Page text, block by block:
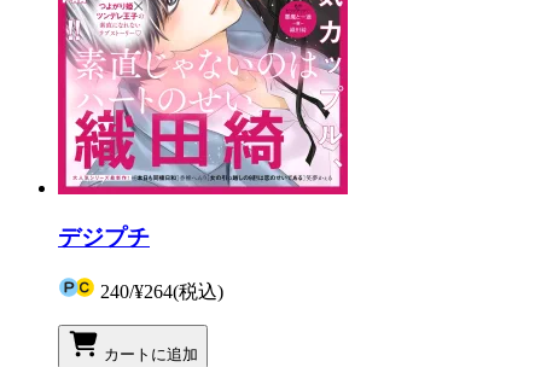
デジプチ
240/¥264(税込)
カートに追加